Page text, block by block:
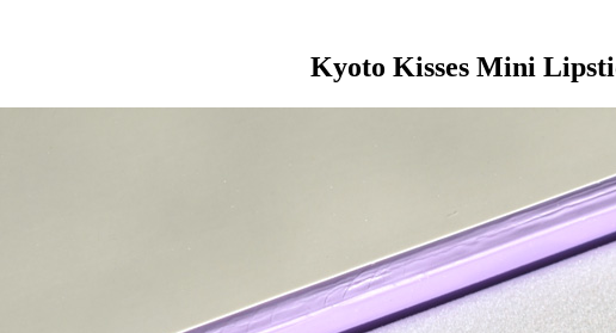
Kyoto Kisses Mini